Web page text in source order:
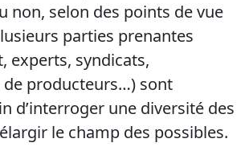
non, selon des points de vue
parties prenantes
experts, syndicats,
producteurs…) sont
d’interroger une diversité des
le champ des possibles.